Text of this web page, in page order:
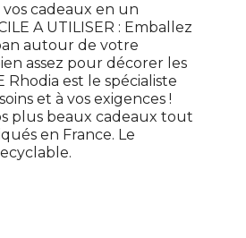
cadeaux en un
A UTILISER : Emballez
autour de votre
assez pour décorer les
Rhodia est le spécialiste
et à vos exigences !
plus beaux cadeaux tout
en France. Le